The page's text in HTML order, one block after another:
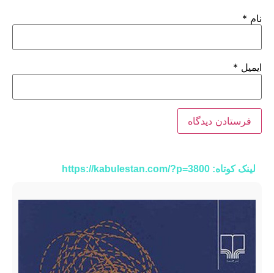
لینک کوتاه: https://kabulestan.com/?p=3800
نام *
ایمیل *